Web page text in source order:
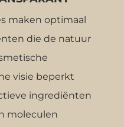
maken optimaal
die de natuur
visie beperkt
ingrediënten
moleculen